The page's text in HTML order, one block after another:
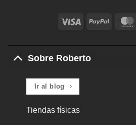
Visa PayPal
Sobre Roberto
Ir al blog
Tiendas físicas